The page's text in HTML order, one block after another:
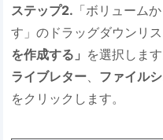
ステップ2. 「ボリューム
す」のドラッグダウンリ
を作成する」 を選択しま
ライブレター
ファイル
をクリックします。